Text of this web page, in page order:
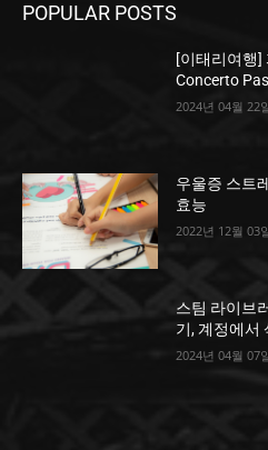
POPULAR POSTS
[이태리여행]
Concerto
2024년 04월 22
우울증 스트
효능
2022년 12월 03
스팀 라이브
기, 계정에서
2024년 04월 07